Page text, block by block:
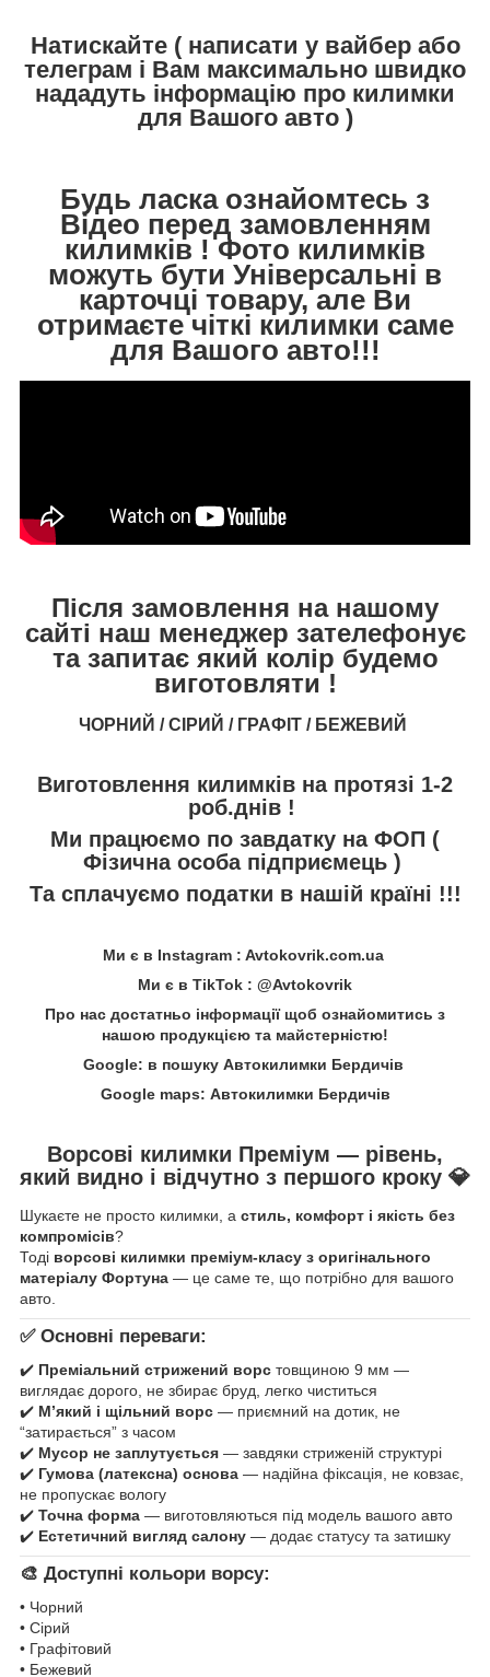
Натискайте ( написати у вайбер або
телеграм і Вам максимально швидко
нададуть інформацію про килимки
для Вашого авто )
Будь ласка ознайомтесь з
Відео перед замовленням
килимків ! Фото килимків
можуть бути Універсальні в
карточці товару, але Ви
отримаєте чіткі килимки саме
для Вашого авто!!!
Після замовлення на нашому
сайті наш менеджер зателефонує
та запитає який колір будемо
виготовляти !
ЧОРНИЙ / СІРИЙ / ГРАФІТ / БЕЖЕВИЙ
Виготовлення килимків на протязі 1-2
роб.днів !
Ми працюємо по завдатку на ФОП (
Фізична особа підприємець )
Та сплачуємо податки в нашій країні !!!
Ми є в Instagram : Avtokovrik.com.ua
Ми є в TikTok : @Avtokovrik
Про нас достатньо інформації щоб ознайомитись з
нашою продукцією та майстерністю!
Google: в пошуку Автокилимки Бердичів
Google maps: Автокилимки Бердичів
Ворсові килимки Преміум — рівень,
який видно і відчутно з першого кроку 💎
Шукаєте не просто килимки, а стиль, комфорт і якість без
компромісів?
Тоді ворсові килимки преміум-класу з оригінального
матеріалу Фортуна — це саме те, що потрібно для вашого
авто.
✅ Основні переваги:
✔️ Преміальний стрижений ворс товщиною 9 мм —
виглядає дорого, не збирає бруд, легко чиститься
✔️ М’який і щільний ворс — приємний на дотик, не
“затирається” з часом
✔️ Мусор не заплутується — завдяки стриженій структурі
✔️ Гумова (латексна) основа — надійна фіксація, не ковзає,
не пропускає вологу
✔️ Точна форма — виготовляються під модель вашого авто
✔️ Естетичний вигляд салону — додає статусу та затишку
🎨 Доступні кольори ворсу:
• Чорний
• Сірий
• Графітовий
• Бежевий